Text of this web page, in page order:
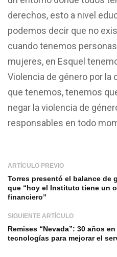
derechos, esto a nivel
podemos decir que no
cuando tenemos
mujeres, en Esquel
Violencia de género por la
que tenemos, tenemos
negar la violencia de
responsables en todo
ARTÍCULO PREVIO
Torres presentó el balance de
que “hoy el Instituto tiene un
financiero”
SIGUIENTE ARTÍCULO
Remises “Nevada”: 30 años
tecnologías para mejorar el